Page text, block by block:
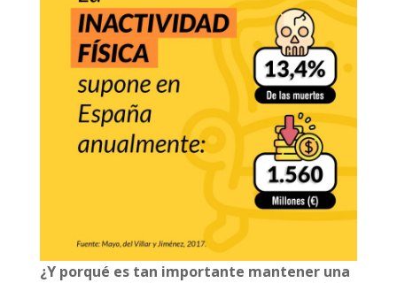
¿Y porqué es tan importante mantener una